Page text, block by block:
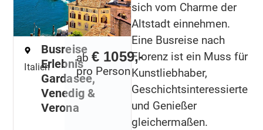
Italien
Busreise
Erlebnis
Gardasee,
Venedig &
Verona
ab € 1059,-
pro Person
sich vom Charme der
Altstadt einnehmen.
Eine Busreise nach
Florenz ist ein Muss für
Kunstliebhaber,
Geschichtsinteressierte
und Genießer
gleichermaßen.